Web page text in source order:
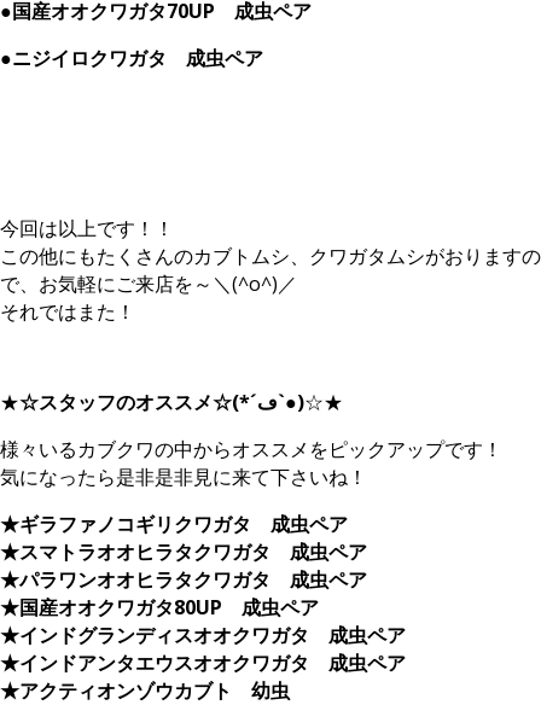
●国産オオクワガタ70UP 成虫ペア
●ニジイロクワガタ 成虫ペア
今回は以上です！！
この他にもたくさんのカブトムシ、クワガタムシがおりますの
で、お気軽にご来店を～＼(^o^)／
それではまた！
★ ☆スタッフのオススメ☆(*´ڡ`●)☆★
様々いるカブクワの中からオススメをピックアップです！
気になったら是非是非見に来て下さいね！
★ギラファノコギリクワガタ 成虫ペア
★スマトラオオヒラタクワガタ 成虫ペア
★パラワンオオヒラタクワガタ 成虫ペア
★国産オオクワガタ80UP 成虫ペア
★インドグランディスオオクワガタ 成虫ペア
★インドアンタエウスオオクワガタ 成虫ペア
★アクティオンゾウカブト 幼虫